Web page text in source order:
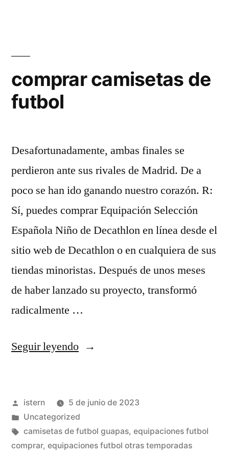
comprar camisetas de
futbol
Desafortunadamente, ambas finales se
perdieron ante sus rivales de Madrid. De a
poco se han ido ganando nuestro corazón. R:
Sí, puedes comprar Equipación Selección
Española Niño de Decathlon en línea desde el
sitio web de Decathlon o en cualquiera de sus
tiendas minoristas. Después de unos meses
de haber lanzado su proyecto, transformó
radicalmente …
Seguir leyendo«comprar
futbol»
Publicado
por
istern
5 de junio de 2023
Publicado
en
Uncategorized
Etiquetas:
camisetas de futbol guapas, equipaciones futbol
comprar, equipaciones futbol otras temporadas